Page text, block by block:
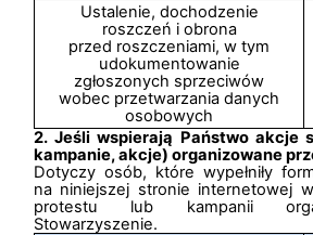
Ustalenie, dochodzenie
roszczeń i obrona
przed roszczeniami, w tym
udokumentowanie
zgłoszonych sprzeciwów
wobec przetwarzania danych
osobowych
2. Jeśli wspierają Państwo akcje
kampanie, akcje) organizowane
Dotyczy osób, które wypełniły
na niniejszej stronie internetowej
protestu lub kampanii
Stowarzyszenie.